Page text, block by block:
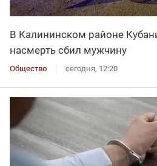
В Калининском районе
насмерть сбил мужчину
Общество сегодня, 12:20